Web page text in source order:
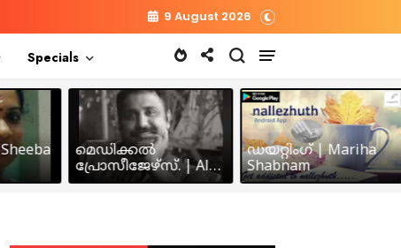
9 August 2026
Specials
മെഡിക്കൽ
പ്രോസീജേഴ്സ്‌. | Alex
John
ഡയറ്റിംഗ് | Mariha
Shabnam